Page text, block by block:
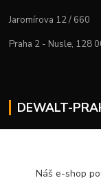
Jaromírova 12 / 660
Praha 2 - Nusle, 128
DEWALT-
Náš e-shop